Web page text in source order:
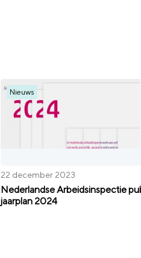
Nieuws
22 december 2023
Nederlandse Arbeidsinspectie
jaarplan 2024